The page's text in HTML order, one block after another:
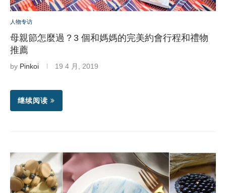
人物专访
母親節怎麼過？3 個和媽媽的完美約會行程和禮物
推薦
by Pinkoi 19 4 月, 2019
继续阅读